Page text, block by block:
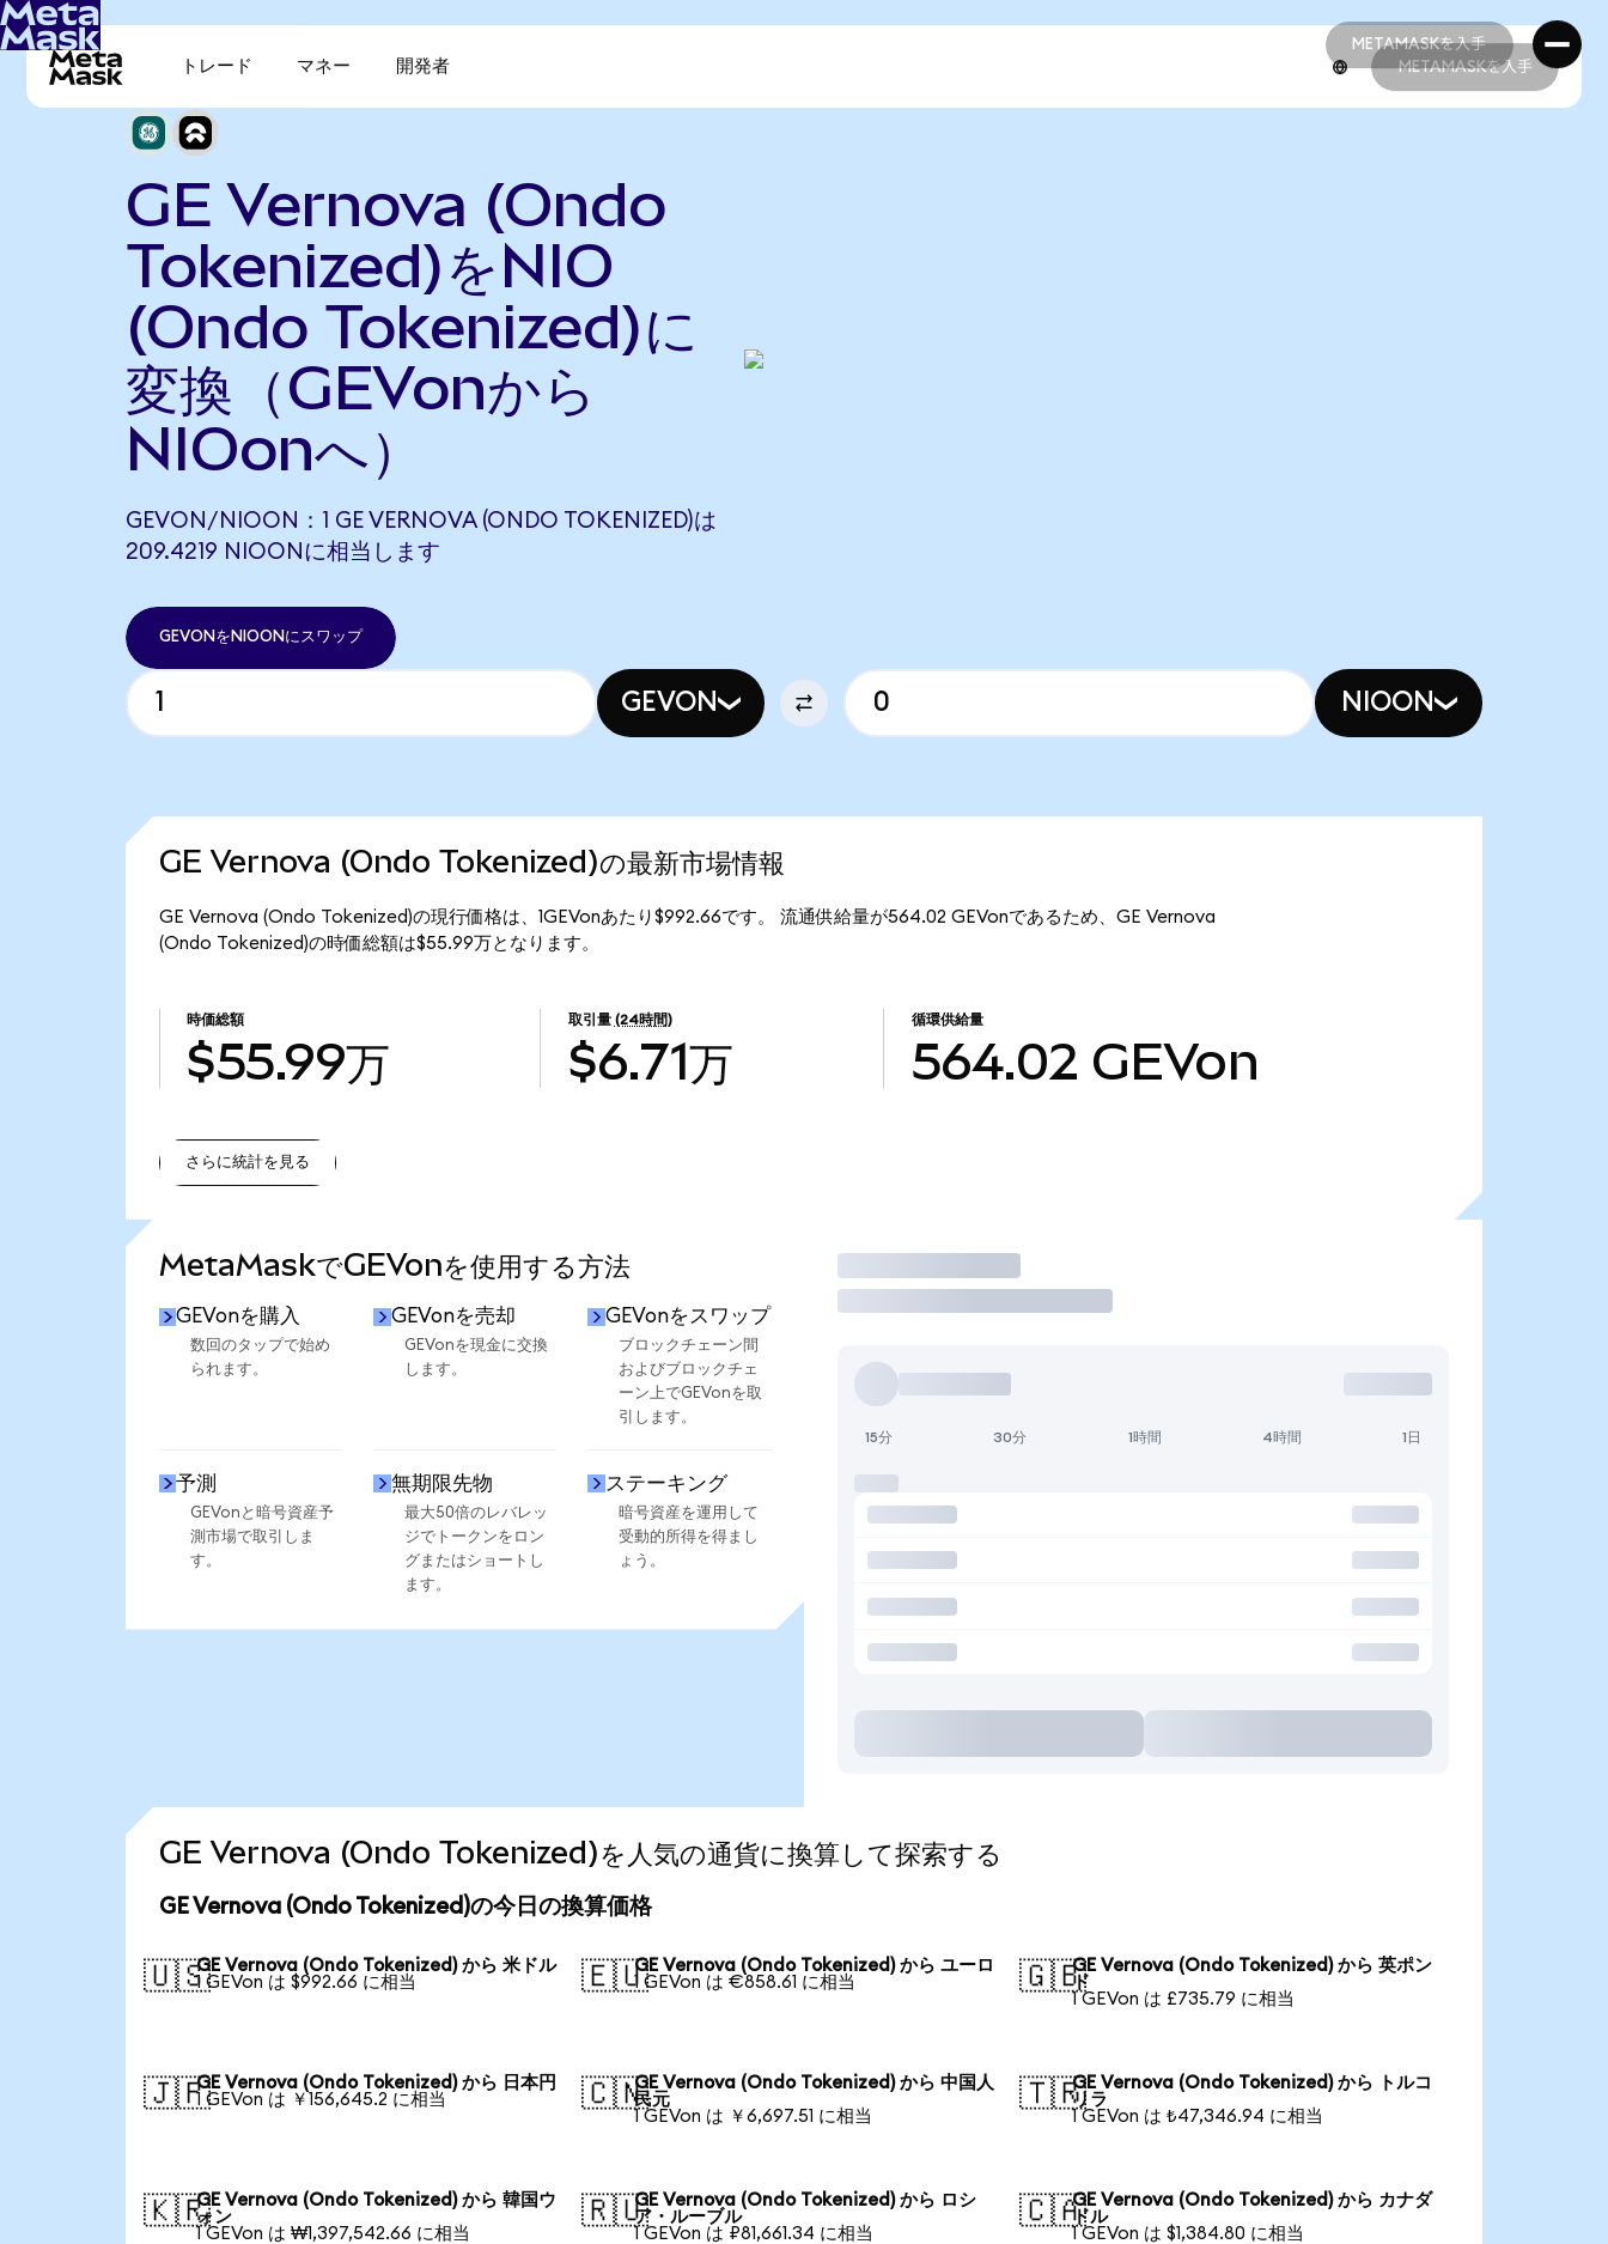
METAMASKを入手
METAMASKを入手
トレード マネー 開発者 METAMASKを入手
GE Vernova (Ondo
Tokenized)をNIO
(Ondo Tokenized)に
変換（GEVonから
NIOonへ）
GEVON/NIOON：1 GE VERNOVA (ONDO TOKENIZED)は
209.4219 NIOONに相当します
GEVONをNIOONにスワップ
GEVON NIOON
GE Vernova (Ondo Tokenized)の最新市場情報
GE Vernova (Ondo Tokenized)の現行価格は、1GEVonあたり$992.66です。 流通供給量が564.02 GEVonであるため、GE Vernova
(Ondo Tokenized)の時価総額は$55.99万となります。
時価総額
$55.99万
取引量 (24時間)
$6.71万
循環供給量
564.02 GEVon
さらに統計を見る
MetaMaskでGEVonを使用する方法
GEVonを購入
数回のタップで始め
られます。
GEVonを売却
GEVonを現金に交換
します。
GEVonをスワップ
ブロックチェーン間
およびブロックチェ
ーン上でGEVonを取
引します。
予測
GEVonと暗号資産予
測市場で取引しま
す。
無期限先物
最大50倍のレバレッ
ジでトークンをロン
グまたはショートし
ます。
ステーキング
暗号資産を運用して
受動的所得を得まし
ょう。
取引
15分 30分 1時間 4時間 1日
GE Vernova (Ondo Tokenized)を人気の通貨に換算して探索する
GE Vernova (Ondo Tokenized)の今日の換算価格
🇺🇸GE Vernova (Ondo Tokenized) から 米ドル
1 GEVon は $992.66 に相当
🇪🇺GE Vernova (Ondo Tokenized) から ユーロ
1 GEVon は €858.61 に相当
🇬🇧GE Vernova (Ondo Tokenized) から 英ポン
ド
1 GEVon は £735.79 に相当
🇯🇵GE Vernova (Ondo Tokenized) から 日本円
1 GEVon は ￥156,645.2 に相当
🇨🇳GE Vernova (Ondo Tokenized) から 中国人
民元
1 GEVon は ￥6,697.51 に相当
🇹🇷GE Vernova (Ondo Tokenized) から トルコ
リラ
1 GEVon は ₺47,346.94 に相当
🇰🇷GE Vernova (Ondo Tokenized) から 韓国ウ
ォン
1 GEVon は ₩1,397,542.66 に相当
🇷🇺GE Vernova (Ondo Tokenized) から ロシ
ア・ルーブル
1 GEVon は ₽81,661.34 に相当
🇨🇦GE Vernova (Ondo Tokenized) から カナダ
ドル
1 GEVon は $1,384.80 に相当